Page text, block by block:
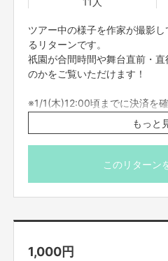
【返品期限】
不良品、発送品間違いの場合は無料で
7日以内に上記問い合わせ先へご連絡く
をお受け出来ない場合がございます。※
【返品送料】
不良品、発送商品間違いの場合、着払
ツアー中の様子を作家が撮影
るリターンです。
祇󠄀園が合間時間や舞台直前・
のかをご覧いただけます！
※1/1(木)12:00頃までに決済を
でに送付させていただきます
には時間が掛かる場合がござ
願いいたします。それ以外の
送付させていただきます。
※その他注意事項は、本文に記
もっと
このリターン
1,000円